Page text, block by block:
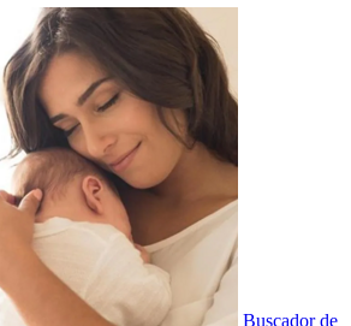
Buscador de